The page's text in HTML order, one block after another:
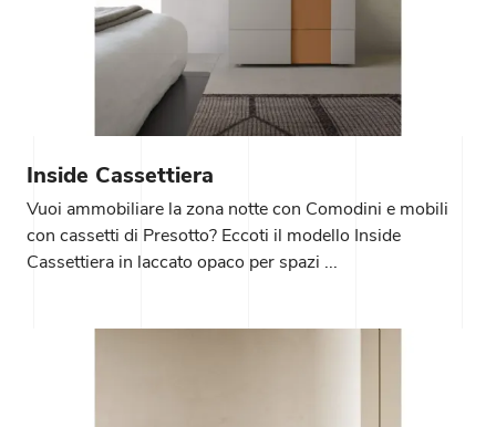
Inside Cassettiera
Vuoi ammobiliare la zona notte con Comodini e mobili
con cassetti di Presotto? Eccoti il modello Inside
Cassettiera in laccato opaco per spazi ...